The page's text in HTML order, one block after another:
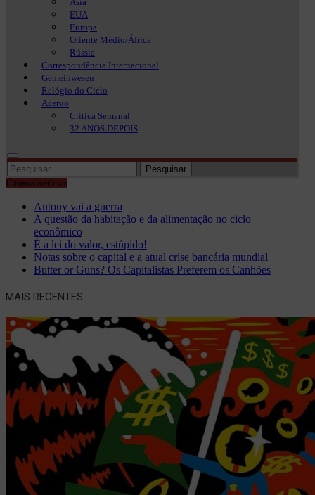
EUA
Europa
Oriente Médio/África
Rússia
Correspondência Internacional
Gemeinwesen
Relógio do Ciclo
Acervo
Crítica Semanal
32 ANOS DEPOIS
Pesquisar
por:
Últimas notícias
Antony vai a guerra
A questão da habitação e da alimentação no ciclo
econômico
É a lei do valor, estúpido!
Notas sobre o capital e a atual crise bancária mundial
Butter or Guns? Os Capitalistas Preferem os Canhões
MAIS RECENTES